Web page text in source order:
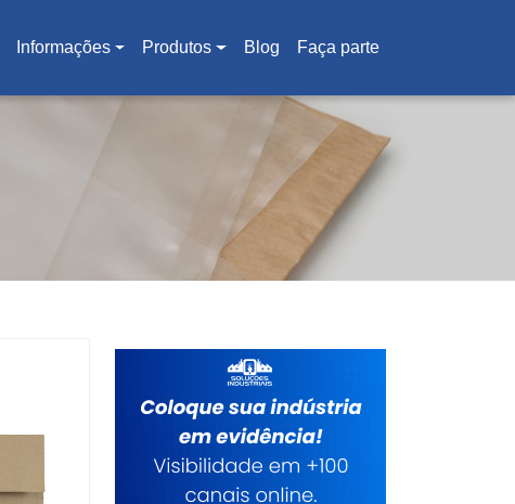
Informações Produtos Blog Faça parte